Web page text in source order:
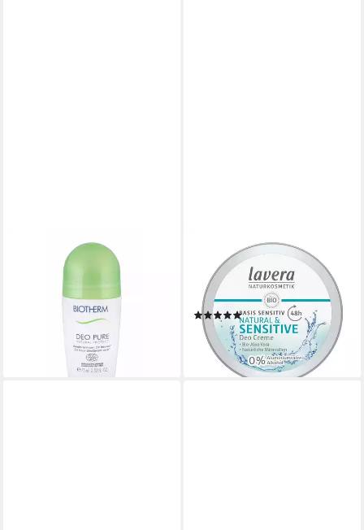
Deo-Roller Deo Pure Natural
Protect Bio Deodorant
(426,13 €/ 1 l)
lieferbar in 3 Wochen
Deo-Creme Basis Sensitiv -
Natural & Sensitive Deo
Creme 50ml
(2)
6,49 €
(129,80 €/ 1 l)
lieferbar - in 3-4 Werktagen bei dir